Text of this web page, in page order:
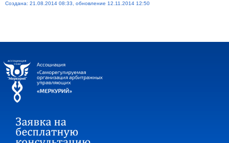
Создана: 21.08.2014 08:33, обновление 12.11.2014 12:50